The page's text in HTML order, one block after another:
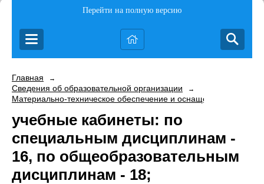
Перейти на полную версию
Главная →
Сведения об образовательной организации →
Материально-техническое обеспечение и оснащенность
учебные кабинеты: по
специальным дисциплинам -
16, по общеобразовательным
дисциплинам - 18;